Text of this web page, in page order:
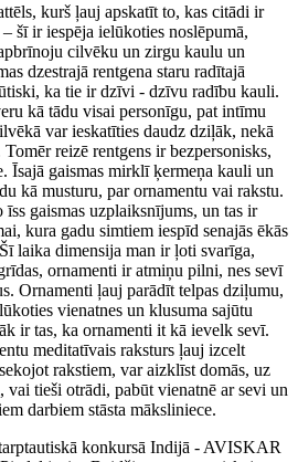
kurš ļauj apskatīt to, kas citādi ir
šī ir iespēja ielūkoties noslēpumā,
cilvēku un zirgu kaulu un
dzestrajā rentgena staru radītajā
ka tie ir dzīvi - dzīvu radību kauli.
kā tādu visai personīgu, pat intīmu
var ieskatīties daudz dziļāk, nekā
reizē rentgens ir bezpersonisks,
Īsajā gaismas mirklī ķermeņa kauli un
kā musturu, par ornamentu vai rakstu.
gaismas uzplaiksnījums, un tas ir
kura gadu simtiem iespīd senajās ēkās
laika dimensija man ir ļoti svarīga,
ornamenti ir atmiņu pilni, nes sevī
Ornamenti ļauj parādīt telpas dziļumu,
vienatnes un klusuma sajūtu
ir tas, ka ornamenti it kā ievelk sevī.
meditatīvais raksturs ļauj izcelt
rakstiem, var aizklīst domās, uz
tieši otrādi, pabūt vienatnē ar sevi un
darbiem stāsta māksliniece.
konkursā Indijā - AVISKAR